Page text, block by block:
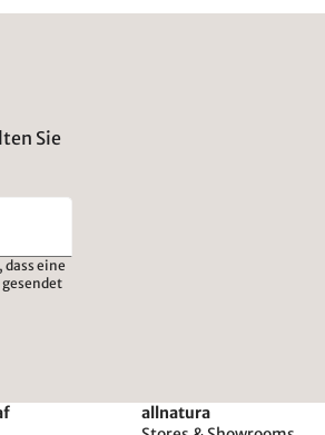
Sie
eine
allnatura